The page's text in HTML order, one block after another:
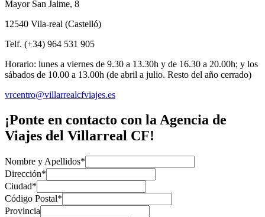
Mayor San Jaime, 8
12540 Vila-real (Castelló)
Telf. (+34) 964 531 905
Horario: lunes a viernes de 9.30 a 13.30h y de 16.30 a 20.00h; y los
sábados de 10.00 a 13.00h (de abril a julio. Resto del año cerrado)
vrcentro@villarrealcfviajes.es
¡Ponte en contacto con la Agencia de
Viajes del Villarreal CF!
Nombre y Apellidos*
Dirección*
Ciudad*
Código Postal*
Provincia